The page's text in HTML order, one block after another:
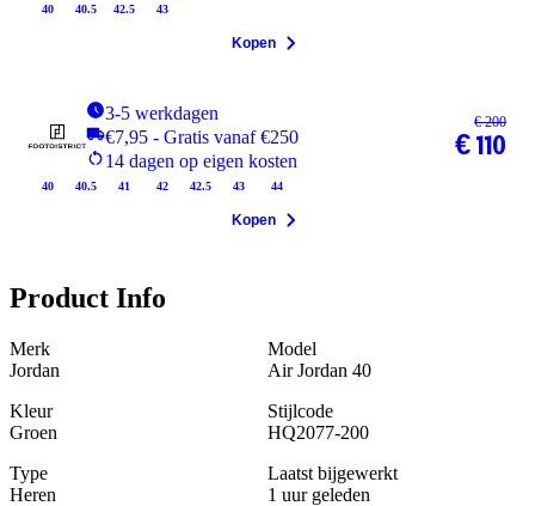
40 40.5 42.5 43
Kopen
3-5 werkdagen
€7,95 - Gratis vanaf €250
14 dagen op eigen kosten
40 40.5 41 42 42.5 43 44
€ 200
€ 110
Kopen
Product Info
Merk
Jordan
Model
Air Jordan 40
Kleur
Groen
Stijlcode
HQ2077-200
Type
Heren
Laatst bijgewerkt
1 uur geleden